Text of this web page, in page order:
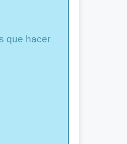
que hacer